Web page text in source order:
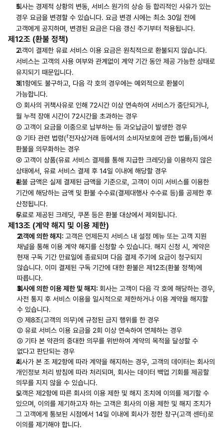
회사는 경제적 상황의 변동, 서비스 원가의 상승 등 합리적인 사유가 있는
경우 요금을 변경할 수 있습니다. 요금 변경 시에는 최소 30일 전에
고객에게 공지하며, 변경된 요금은 다음 갱신 주기부터 적용됩니다.
제12조 (환불 정책)
고객이 결제한 유료 서비스 이용 요금은 원칙적으로 환불되지 않습니다.
서비스는 고객의 사용 여부와 관계없이 계약 기간 동안 제공 가능한 상태로
유지되기 때문입니다.
제1항에도 불구하고, 다음 각 호의 경우에는 예외적으로 환불이
가능합니다.
① 회사의 귀책사유로 인해 72시간 이상 연속하여 서비스가 중단되거나,
월 누적 장애 시간이 72시간을 초과하는 경우
② 고객이 요금을 이중으로 납부하는 등 과오납금이 발생한 경우
③ 기타 관련 법령(「전자상거래 등에서의 소비자보호에 관한 법률」등)에서
환불을 의무화하는 경우
④ 고객이 상품(유료 서비스 결제를 통해 지급한 크레딧)을 이용하지 않은
상태에서, 유료 서비스 결제 후 14일 이내에 해당할 경우
환불 금액은 실제 결제된 금액을 기준으로, 고객이 이미 서비스를 이용한
기간에 해당하는 금액 및 환불 수수료(결제대행사 수수료 등)를 공제한 후
산정됩니다.
무료로 제공된 크레딧, 쿠폰 등은 환불 대상에서 제외됩니다.
제13조 (계약 해지 및 이용 제한)
고객에 의한 해지: 고객은 언제든지 서비스 내 설정 메뉴 또는 고객 지원
채널을 통해 이용 계약 해지를 신청할 수 있습니다. 해지 신청 시, 계약은
현재 구독 기간 만료일에 종료되며 다음 결제 주기에 요금이 청구되지
않습니다. 이미 결제된 구독 기간에 대한 환불은 제12조(환불 정책)에
따릅니다.
회사에 의한 이용 제한 및 해지: 회사는 고객이 다음 각 호에 해당하는 경우,
사전 통지 후 서비스 이용을 일시적으로 제한하거나 이용 계약을 해지할
수 있습니다.
① 제8조(고객의 의무)에 규정된 금지 행위를 한 경우
② 유료 서비스 이용 요금을 2회 이상 연속하여 연체하는 경우
③ 기타 본 약관의 중대한 의무를 위반하여 계약의 목적을 달성할 수
없다고 판단되는 경우
회사가 본 조 제2항에 따라 계약을 해지하는 경우, 고객의 데이터는 회사의
개인정보 처리 방침에 따라 처리되며, 회사는 데이터 백업 기회를 제공할
의무를 지지 않을 수 있습니다.
고객은 제2항에 따른 회사의 이용 제한 및 해지 조치에 이의를 제기할 수
있으며, 이의를 제기하고자 하는 고객은 회사의 이용 제한 및 해지 조치가
그 고객에게 통보된 시점에서 14일 이내에 회사가 정한 창구(고객 센터)로
이의를 제기해야 합니다.